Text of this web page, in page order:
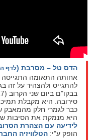
הדס טל – מסרבת (לדף
אחותה התאומה התגייסה
להתגייס ולהצהיר על זה
סירובה. היא מקבלת
כבר לגמרי חלק מהמאבק
היא מנמקת את הסיבות
לידיעה עם הצהרת
הופק ע"י: הטלוויזיה